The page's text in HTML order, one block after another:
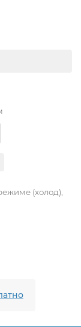
(холод),